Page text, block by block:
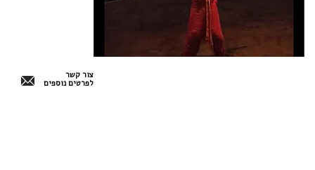
צור קשר
לפרטים נוספים